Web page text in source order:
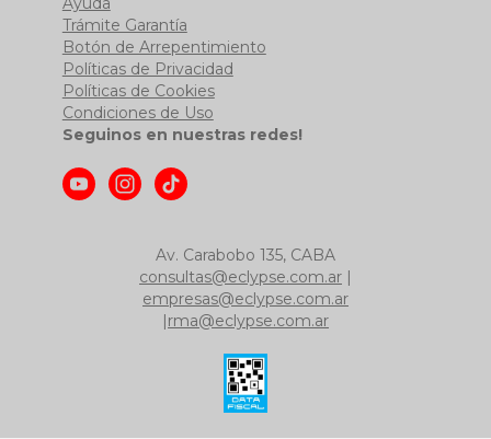
Trámite Garantía
Botón de Arrepentimiento
Políticas de Privacidad
Políticas de Cookies
Condiciones de Uso
Seguinos en nuestras redes!
Av. Carabobo 135, CABA
consultas@eclypse.com.ar |
empresas@eclypse.com.ar
|rma@eclypse.com.ar